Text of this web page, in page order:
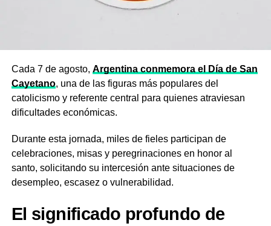
Cada 7 de agosto, Argentina conmemora el Día de San
Cayetano, una de las figuras más populares del
catolicismo y referente central para quienes atraviesan
dificultades económicas.
Durante esta jornada, miles de fieles participan de
celebraciones, misas y peregrinaciones en honor al
santo, solicitando su intercesión ante situaciones de
desempleo, escasez o vulnerabilidad.
El significado profundo de